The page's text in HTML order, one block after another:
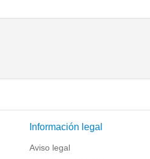
Información legal
Aviso legal